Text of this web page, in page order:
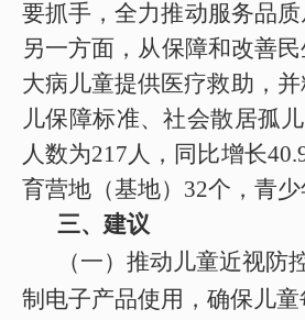
要抓手，全力推动服务品质
另一方面，从保障和改善
大病儿童提供医疗救助，
儿保障标准、社会散居孤
人数为217人，同比增长
育营地（基地）32个，青
三、 建议
（一）推动儿童近视
制电子产品使用，确保儿